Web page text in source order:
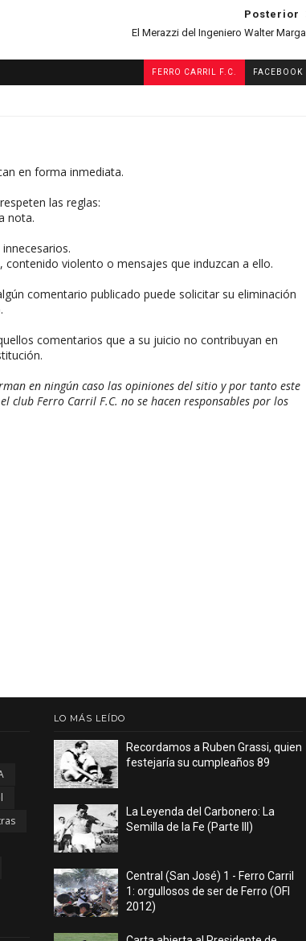
Posterior
El Merazzi del Ingeniero Walter Margall
FERRO CARRIL F.C. FACEBOOK
en forma inmediata.
las reglas:
nota.
violento o mensajes que induzcan a ello.
comentario publicado puede solicitar su eliminación
comentarios que a su juicio no contribuyan en
en ningún caso las opiniones del sitio y por tanto este
club Ferro Carril F.C. no se hacen responsables por los
LO MÁS LEÍDO
Recordamos a Ruben Grassi, quien
festejaría su cumpleaños 89
La Leyenda del Carbonero: La
Semilla de la Fe (Parte III)
Central (San José) 1 - Ferro Carril
1: orgullosos de ser de Ferro (OFI
2012)